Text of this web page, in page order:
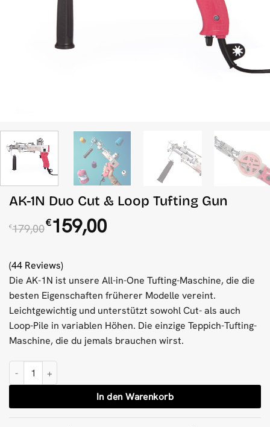
AK-1N Duo Cut & Loop Tufting Gun
€179,00
Ursprünglicher
Preis
€179,00
€159,00
Aktueller
Preis
€159,00.
(44 Reviews)
Die AK-1N ist unsere All-in-One Tufting-Maschine, die die
besten Eigenschaften früherer Modelle vereint.
Leichtgewichtig und unterstützt sowohl Cut- als auch
Loop-Pile in variablen Höhen. Die einzige Teppich-Tufting-
Maschine, die du jemals brauchen wirst.
AK-1N Duo Cut & Loop Tufting Gun Menge
In den Warenkorb